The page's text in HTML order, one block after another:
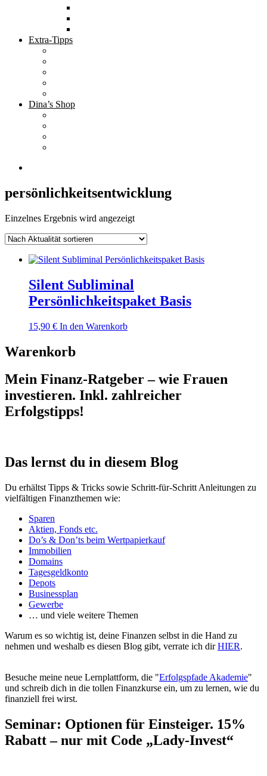
Extra-Tipps
Dina’s Shop
persönlichkeitsentwicklung
Einzelnes Ergebnis wird angezeigt
Silent Subliminal
Persönlichkeitspaket Basis
15,90 € In den Warenkorb
Warenkorb
Mein Finanz-Ratgeber – wie Frauen
investieren. Inkl. zahlreicher
Erfolgstipps!
Das lernst du in diesem Blog
Du erhältst Tipps & Tricks sowie Schritt-für-Schritt Anleitungen zu
vielfältigen Finanzthemen wie:
Sparen
Aktien, Fonds etc.
Do’s & Don’ts beim Wertpapierkauf
Immobilien
Domains
Tagesgeldkonto
Depots
Businessplan
Gewerbe
… und viele weitere Themen
Warum es so wichtig ist, deine Finanzen selbst in die Hand zu
nehmen und weshalb es diesen Blog gibt, verrate ich dirHIER.
Besuche meine neue Lernplattform, die "Erfolgspfade Akademie"
und schreib dich in die tollen Finanzkurse ein, um zu lernen, wie du
finanziell frei wirst.
Seminar: Optionen für Einsteiger. 15%
Rabatt – nur mit Code „Lady-Invest“